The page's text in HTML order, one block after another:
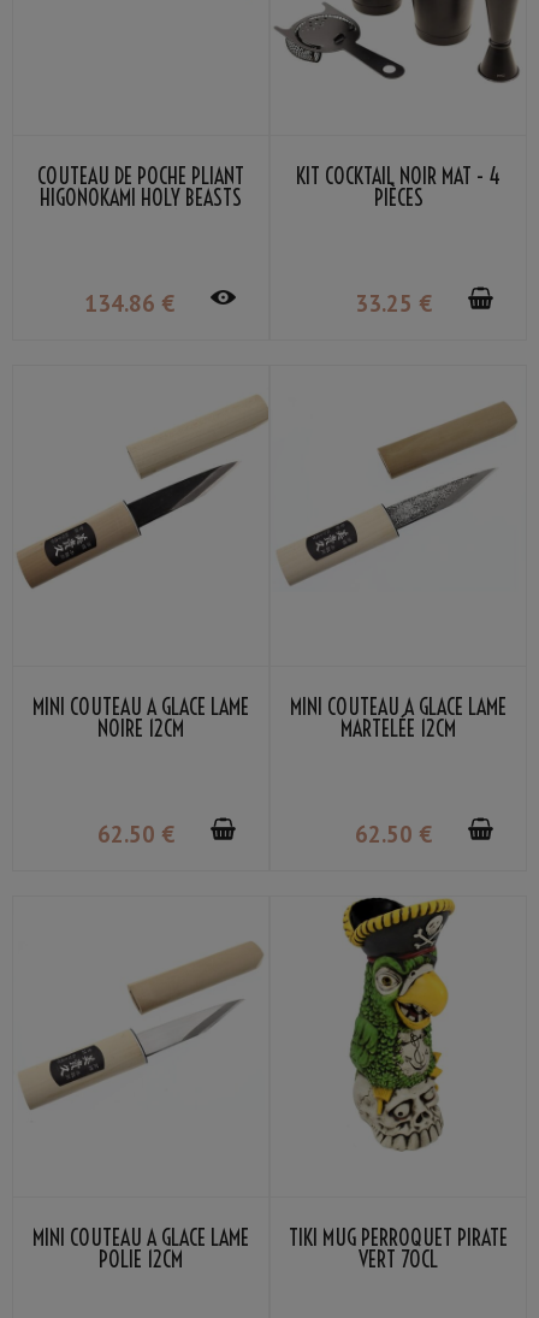
COUTEAU DE POCHE PLIANT
HIGONOKAMI HOLY BEASTS
134.86 €
KIT COCKTAIL NOIR MAT - 4
PIÈCES
33.25 €
MINI COUTEAU À GLACE LAME
NOIRE 12CM
62.50 €
MINI COUTEAU À GLACE LAME
MARTELÉE 12CM
62.50 €
MINI COUTEAU À GLACE LAME
POLIE 12CM
TIKI MUG PERROQUET PIRATE
VERT 70CL